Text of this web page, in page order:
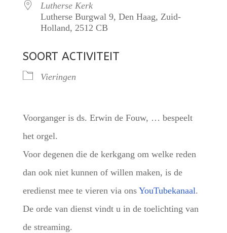
Lutherse Kerk
Lutherse Burgwal 9, Den Haag, Zuid-
Holland, 2512 CB
SOORT ACTIVITEIT
Vieringen
Voorganger is ds. Erwin de Fouw, … bespeelt
het orgel.
Voor degenen die de kerkgang om welke reden
dan ook niet kunnen of willen maken, is de
eredienst mee te vieren via ons YouTubekanaal.
De orde van dienst vindt u in de toelichting van
de streaming.